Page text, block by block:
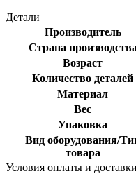
Детали
Производитель
Страна производства
Возраст
Количество деталей
Материал
Вес
Упаковка
Вид оборудования/
товара
Условия оплаты и доставки